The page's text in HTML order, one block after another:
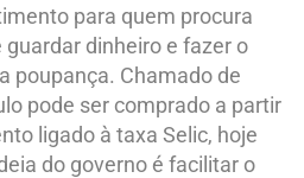
para quem procura
dinheiro e fazer o
poupança. Chamado de
pode ser comprado a partir
ligado à taxa Selic, hoje
do governo é facilitar o